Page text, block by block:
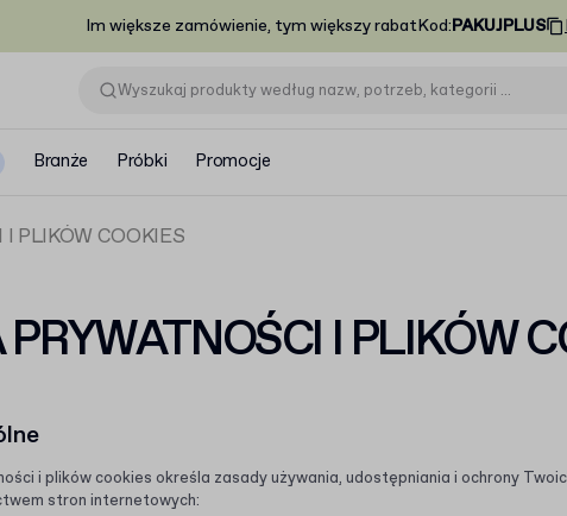
Im większe zamówienie, tym większy rabatKod:PAKUJPLUS
Branże Próbki Promocje
PLIKÓW COOKIES
I PLIKÓW
i plików cookies określa zasady używania, udostępniania i ochrony
stron internetowych: